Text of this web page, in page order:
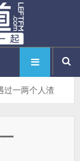
过一两个人渣